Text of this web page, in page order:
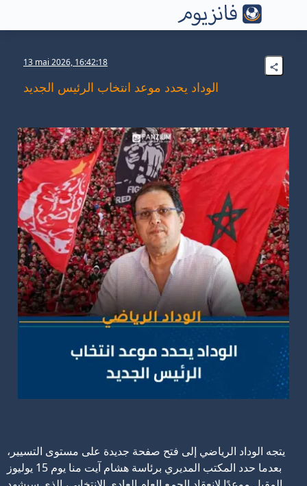
13 mai 2026, 16:42:18
الوداد يحدد موعد انتخاب الرئيس الجديد
يتجه الوداد الرياضي إلى فتح صفحة جديدة على مستوى التسيير،
بعدما حدد المكتب المديري برئاسة هشام آيت منا يوم 15 يوليوز